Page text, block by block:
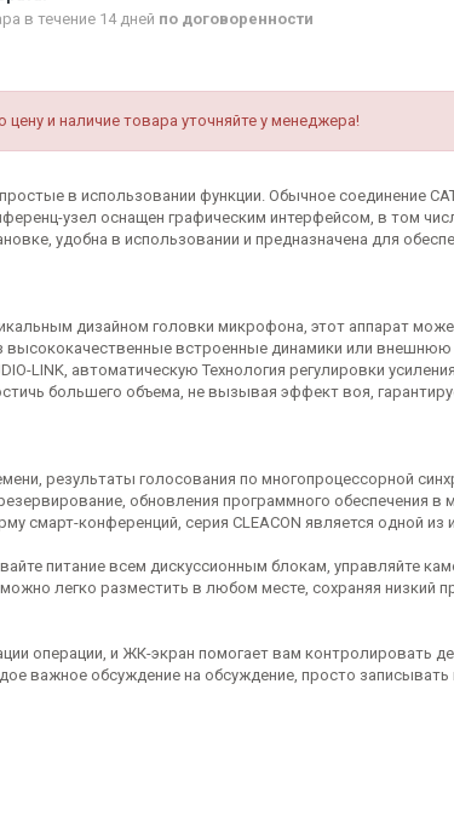
в течение 14 дней по договоренности
цену и наличие товара уточняйте у менеджера!
в использовании функции. Обычное соединение
узел оснащен графическим интерфейсом, в том
удобна в использовании и предназначена для
дизайном головки микрофона, этот аппарат
встроенные динамики или внешнюю
LINK, автоматическую Технология регулировки
большего объема, не вызывая эффект воя,
результаты голосования по многопроцессорной
обновления программного обеспечения в
смарт-конференций, серия CLEACON является одной из
питание всем дискуссионным блокам, управляйте
легко разместить в любом месте, сохраняя низкий
операции, и ЖК-экран помогает вам контролировать
важное обсуждение на обсуждение, просто